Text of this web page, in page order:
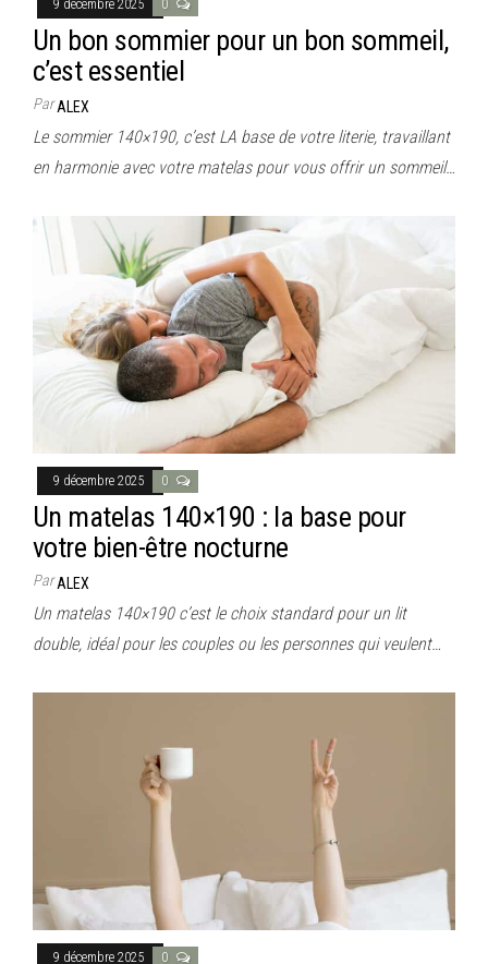
9 décembre 2025 0
Un bon sommier pour un bon sommeil,
c’est essentiel
ParALEX
Le sommier 140×190, c’est LA base de votre literie, travaillant
en harmonie avec votre matelas pour vous offrir un sommeil…
9 décembre 2025 0
Un matelas 140×190 : la base pour
votre bien-être nocturne
ParALEX
Un matelas 140×190 c’est le choix standard pour un lit
double, idéal pour les couples ou les personnes qui veulent…
9 décembre 2025 0